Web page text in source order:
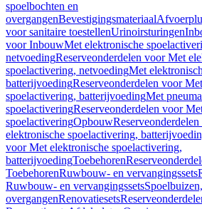
spoelbochten en
overgangenBevestigingsmateriaal
voor sanitaire toestellenUrinoirsturingen
voor InbouwMet elektronische
netvoedingReserveonderdelen voor Met
spoelactivering, netvoedingMet
batterijvoedingReserveonderdelen voor
spoelactivering, batterijvoedingMet
spoelactiveringReserveonderdelen voor
spoelactiveringOpbouw
elektronische spoelactivering,
voor Met elektronische spoelactivering,
batterijvoedingToebehoren
ToebehorenRuwbouw- en vervangingssets
Ruwbouw- en vervangingssets
overgangenRenovatiesets